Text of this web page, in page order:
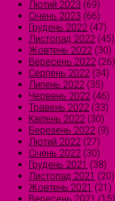
Лютий 2023 (69)
Січень 2023 (66)
Грудень 2022 (47)
Листопад 2022 (45)
Жовтень 2022 (30)
Вересень 2022 (26)
Серпень 2022 (34)
Липень 2022 (35)
Червень 2022 (46)
Травень 2022 (33)
Квітень 2022 (30)
Березень 2022 (9)
Лютий 2022 (27)
Січень 2022 (30)
Грудень 2021 (38)
Листопад 2021 (20)
Жовтень 2021 (21)